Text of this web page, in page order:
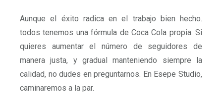
Aunque el éxito radica en el trabajo bien hecho.
todos tenemos una fórmula de Coca Cola propia. Si
quieres aumentar el número de seguidores de
manera justa, y gradual manteniendo siempre la
calidad, no dudes en preguntarnos. En Esepe Studio,
caminaremos a la par.